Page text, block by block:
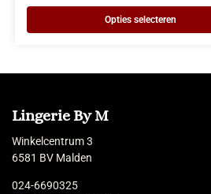
Opties selecteren
Lingerie By M
Winkelcentrum 3
6581 BV Malden
024-6690325